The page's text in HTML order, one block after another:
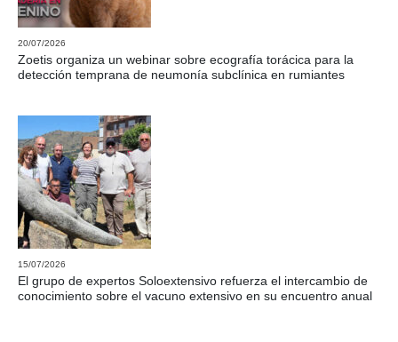
20/07/2026
Zoetis organiza un webinar sobre ecografía torácica para la
detección temprana de neumonía subclínica en rumiantes
15/07/2026
El grupo de expertos Soloextensivo refuerza el intercambio de
conocimiento sobre el vacuno extensivo en su encuentro anual